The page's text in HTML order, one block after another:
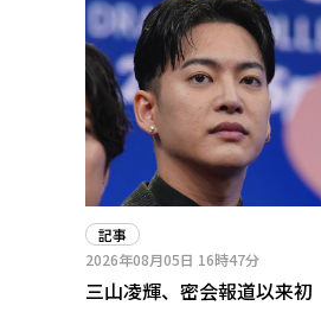
記事
2026年08月05日 16時47分
三山凌輝、密会報道以来初